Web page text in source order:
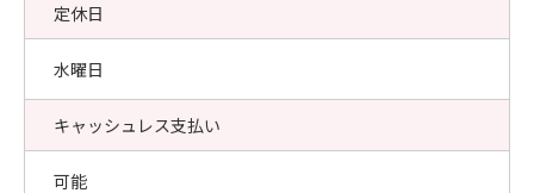
定休日
水曜日
キャッシュレス支払い
可能